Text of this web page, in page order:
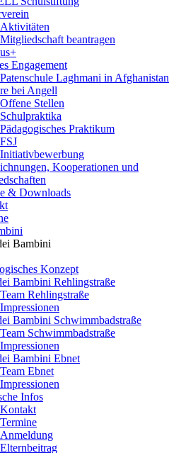
Aktivitäten
Mitgliedschaft beantragen
Engagement
Patenschule Laghmani in Afghanistan
bei Angell
Offene Stellen
Schulpraktika
Pädagogisches Praktikum
FSJ
Initiativbewerbung
Kooperationen und
& Downloads
Bambini
Konzept
Bambini Rehlingstraße
Team Rehlingstraße
Impressionen
Bambini Schwimmbadstraße
Team Schwimmbadstraße
Impressionen
Bambini Ebnet
Team Ebnet
Impressionen
Infos
Kontakt
Termine
Anmeldung
Elternbeitrag